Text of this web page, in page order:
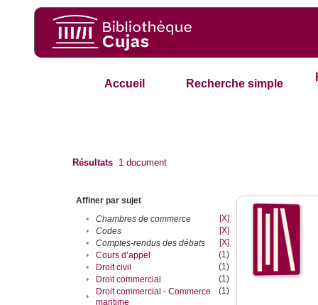
Accueil Recherche simple
Résultats 1 document
Affiner par sujet
•
Chambres de commerce
[X]
•
Codes
[X]
•
Comptes-rendus des débats
[X]
•
Cours d’appel
(1)
•
Droit civil
(1)
•
Droit commercial
(1)
•
Droit commercial - Commerce
maritime
(1)